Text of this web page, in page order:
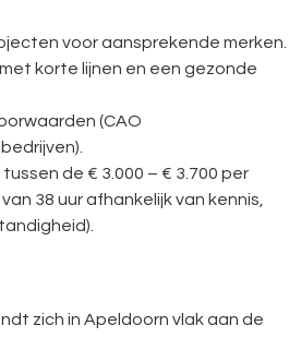
voor aansprekende merken.
korte lijnen en een gezonde
(CAO
de € 3.000 – € 3.700 per
38 uur afhankelijk van kennis,
zich in Apeldoorn vlak aan de